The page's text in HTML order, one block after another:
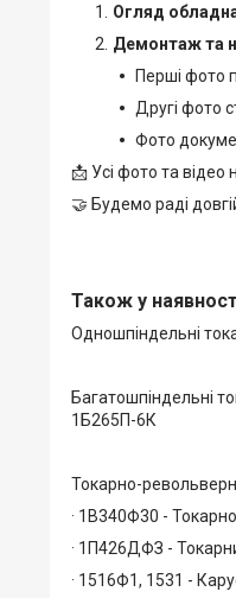
Огляд
Демонтаж та
Перші фото
Другі фото
Фото
📩 Усі фото та відео
🤝 Будемо раді
Також у
Одношпіндельні
Багатошпіндельні
1Б265П-6К
Токарно-
· 1В340Ф30 -
· 1П426ДФЗ -
· 1516Ф1, 1531 -